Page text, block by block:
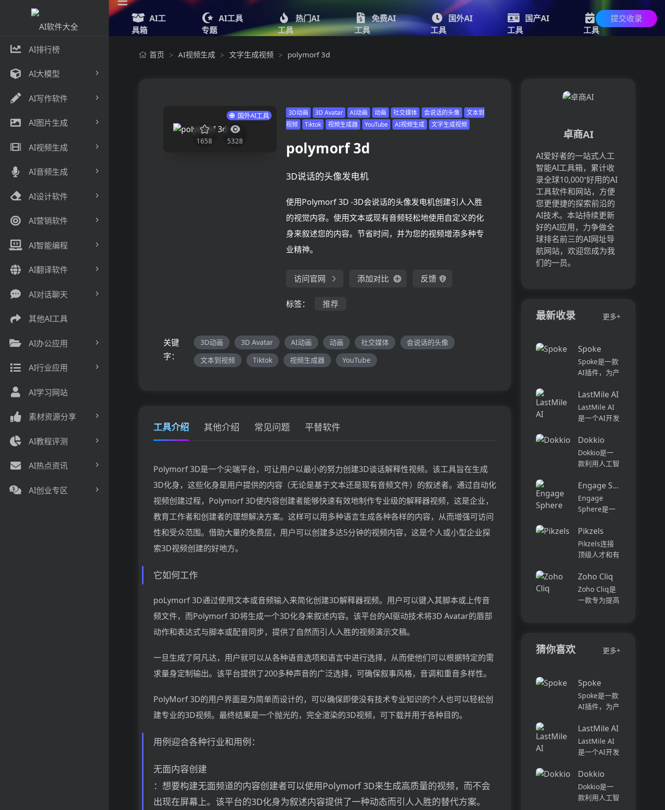
AI排行榜
AI大模型
AI写作软件
AI图片生成
AI视频生成
AI音频生成
AI设计软件
AI营销软件
AI智能编程
AI翻译软件
AI对话聊天
其他AI工具
AI办公应用
AI行业应用
AI学习网站
素材资源分享
AI教程评测
AI热点资讯
AI创业专区
AI工
具箱
AI工具
专题
热门AI
工具
免费AI
工具
国外AI
工具
国产AI
工具
新的AI
工具
提交收录
首页 > AI视频生成 > 文字生成视频 > polymorf 3d
国外AI工具
1658 5328
3D动画 3D Avatar AI动画 动画 社交媒体 会说话的头像
文本到
视频
Tiktok 视频生成器 YouTube AI视频生成 文字生成视频
polymorf 3d
3D说话的头像发电机
使用Polymorf 3D -3D会说话的头像发电机创建引人入胜
的视觉内容。使用文本或现有音频轻松地使用自定义的化
身来叙述您的内容。节省时间，并为您的视频增添多种专
业精神。
访问官网 添加对比 反馈
标签： 推荐
关键
字：
3D动画 3D Avatar AI动画 动画 社交媒体
会说话的头像
文本到视频
Tiktok 视频生成器 YouTube
工具介绍 其他介绍 常见问题 平替软件
Polymorf 3D是一个尖端平台，可让用户以最小的努力创建3D谈话解释性视频。该工具旨在生成
3D化身，这些化身是用户提供的内容（无论是基于文本还是现有音频文件）的叙述者。通过自动化
视频创建过程，Polymorf 3D使内容创建者能够快速有效地制作专业级的解释器视频，这是企业，
教育工作者和创建者的理想解决方案。这样可以用多种语言生成各种各样的内容，从而增强可访问
性和受众范围。借助大量的免费层，用户可以创建多达5分钟的视频内容，这是个人或小型企业探
索3D视频创建的好地方。
它如何工作
poLymorf 3D通过使用文本或音频输入来简化创建3D解释器视频。用户可以键入其脚本或上传音
频文件，而Polymorf 3D将生成一个3D化身来叙述内容。该平台的AI驱动技术将3D Avatar的唇部
动作和表达式与脚本或配音同步，提供了自然而引人入胜的视频演示文稿。
一旦生成了阿凡达，用户就可以从各种语音选项和语言中进行选择，从而使他们可以根据特定的需
求量身定制输出。该平台提供了200多种声音的广泛选择，可确保叙事风格，音调和重音多样性。
PolyMorf 3D的用户界面是为简单而设计的，可以确保即使没有技术专业知识的个人也可以轻松创
建专业的3D视频。最终结果是一个抛光的，完全渲染的3D视频，可下载并用于各种目的。
用例迎合各种行业和用例：
无面内容创建
：想要构建无面频道的内容创建者可以使用Polymorf 3D来生成高质量的视频，而不会
出现在屏幕上。该平台的3D化身为叙述内容提供了一种动态而引人入胜的替代方案。
卓商AI
AI爱好者的一站式人工
智能AI工具箱，累计收
录全球10,000⁺好用的AI
工具软件和网站，方便
您更便捷的探索前沿的
AI技术。本站持续更新
好的AI应用，力争做全
球排名前三的AI网址导
航网站，欢迎您成为我
们的一员。
最新收录 更多+
Spoke
Spoke是一款
AI插件，为产
大的、注重隐
私的AI功能，
能够在几秒钟
上下文信息。
它可以帮助全
球快速增长的
团队节省时
间，创造上
下...
LastMile AI
LastMile AI
是一个AI开发
程师而设计，
可以用于原型
开发和生成式
产。它提供了
一站式的多模
态AI模型访
问，包括语言
模型（...
Dokkio
Dokkio是一
款利用人工智
文件协作的工
具。它能帮助
用户管理多个
档和文件、整
理研究材料、
组织内容库，
并将所有文件
和内容集中在
Engage Sphere AI
Engage
Sphere是一
工参与度分析
平台。它可以
深入分析公司
队和岗位的参
与度,帮助管
理者明确团队
互动症结所
Pikzels
Pikzels连接
顶级人才和有
我们促进协
作，释放创意
卓越。加入我
量，释放你的
Zoho Cliq
Zoho Cliq是
一款专为提高
团队成员、对
方,实现无缝
连接。主要功
能包括:组
猜你喜欢 更多+
Spoke
Spoke是一款
AI插件，为产
大的、注重隐
私的AI功能，
能够在几秒钟
上下文信息。
它可以帮助全
球快速增长的
团队节省时
LastMile AI
LastMile AI
是一个AI开发
程师而设计，
可以用于原型
开发和生成式
Dokkio
Dokkio是一
款利用人工智